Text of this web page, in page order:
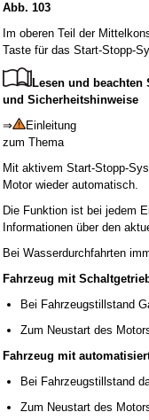
Abb. 103
Im oberen Teil der
Taste für das Start-Stopp-
Lesen und
und Sicherheitshinweise
⇒
Einleitung
zum Thema
Mit aktivem Start-Stopp-
Motor wieder automatisch.
Die Funktion ist bei jedem
Informationen über den
Bei Wasserdurchfahrten
Fahrzeug mit
Bei Fahrzeugstillstand
Zum Neustart des
Fahrzeug mit
Bei Fahrzeugstillstand
Zum Neustart des